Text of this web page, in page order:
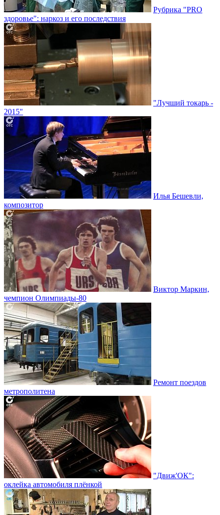
Рубрика "PRO
здоровье": наркоз и его последствия
"Лучший токарь -
2015"
Илья Бешевли,
композитор
Виктор Маркин,
чемпион Олимпиады-80
Ремонт поездов
метрополитена
"Движ'ОК":
оклейка автомобиля плёнкой